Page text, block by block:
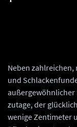
Neben
und
außergewöhnlicher
zutage, der
wenige Zentimeter